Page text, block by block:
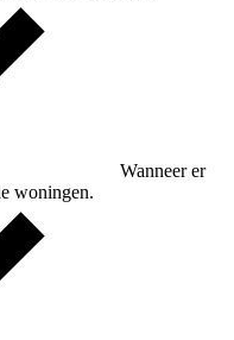
Wanneer er
woningen.